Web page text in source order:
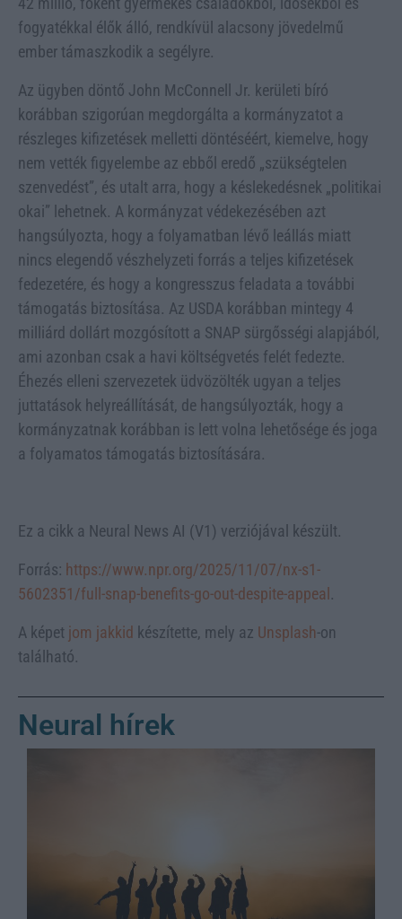
fogyatékkal élők álló, rendkívül alacsony jövedelmű
ember támaszkodik a segélyre.
Az ügyben döntő John McConnell Jr. kerületi bíró
korábban szigorúan megdorgálta a kormányzatot a
részleges kifizetések melletti döntéséért, kiemelve, hogy
nem vették figyelembe az ebből eredő „szükségtelen
szenvedést”, és utalt arra, hogy a késlekedésnek „politikai
okai” lehetnek. A kormányzat védekezésében azt
hangsúlyozta, hogy a folyamatban lévő leállás miatt
nincs elegendő vészhelyzeti forrás a teljes kifizetések
fedezetére, és hogy a kongresszus feladata a további
támogatás biztosítása. Az USDA korábban mintegy 4
milliárd dollárt mozgósított a SNAP sürgősségi alapjából,
ami azonban csak a havi költségvetés felét fedezte.
Éhezés elleni szervezetek üdvözölték ugyan a teljes
juttatások helyreállítását, de hangsúlyozták, hogy a
kormányzatnak korábban is lett volna lehetősége és joga
a folyamatos támogatás biztosítására.
Ez a cikk a Neural News AI (V1) verziójával készült.
Forrás: https://www.npr.org/2025/11/07/nx-s1-
5602351/full-snap-benefits-go-out-despite-appeal.
A képet jom jakkid készítette, mely az Unsplash-on
található.
Neural hírek